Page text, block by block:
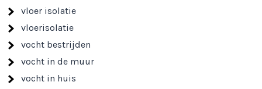
vloer isolatie
vloerisolatie
vocht bestrijden
vocht in de muur
vocht in huis